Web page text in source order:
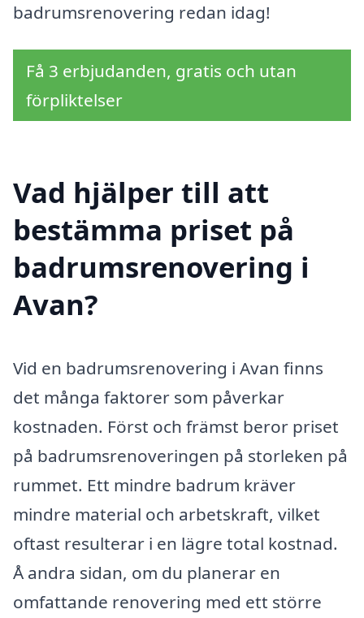
badrumsrenovering redan idag!
Få 3 erbjudanden, gratis och utan
förpliktelser
Vad hjälper till att
bestämma priset på
badrumsrenovering i
Avan?
Vid en badrumsrenovering i Avan finns
det många faktorer som påverkar
kostnaden. Först och främst beror priset
på badrumsrenoveringen på storleken på
rummet. Ett mindre badrum kräver
mindre material och arbetskraft, vilket
oftast resulterar i en lägre total kostnad.
Å andra sidan, om du planerar en
omfattande renovering med ett större